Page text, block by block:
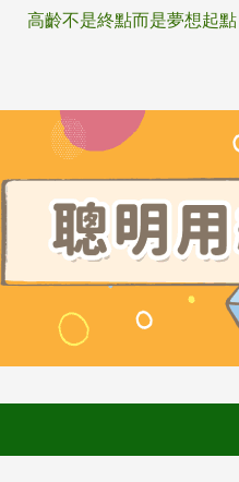
高齡不是終點而是夢想起